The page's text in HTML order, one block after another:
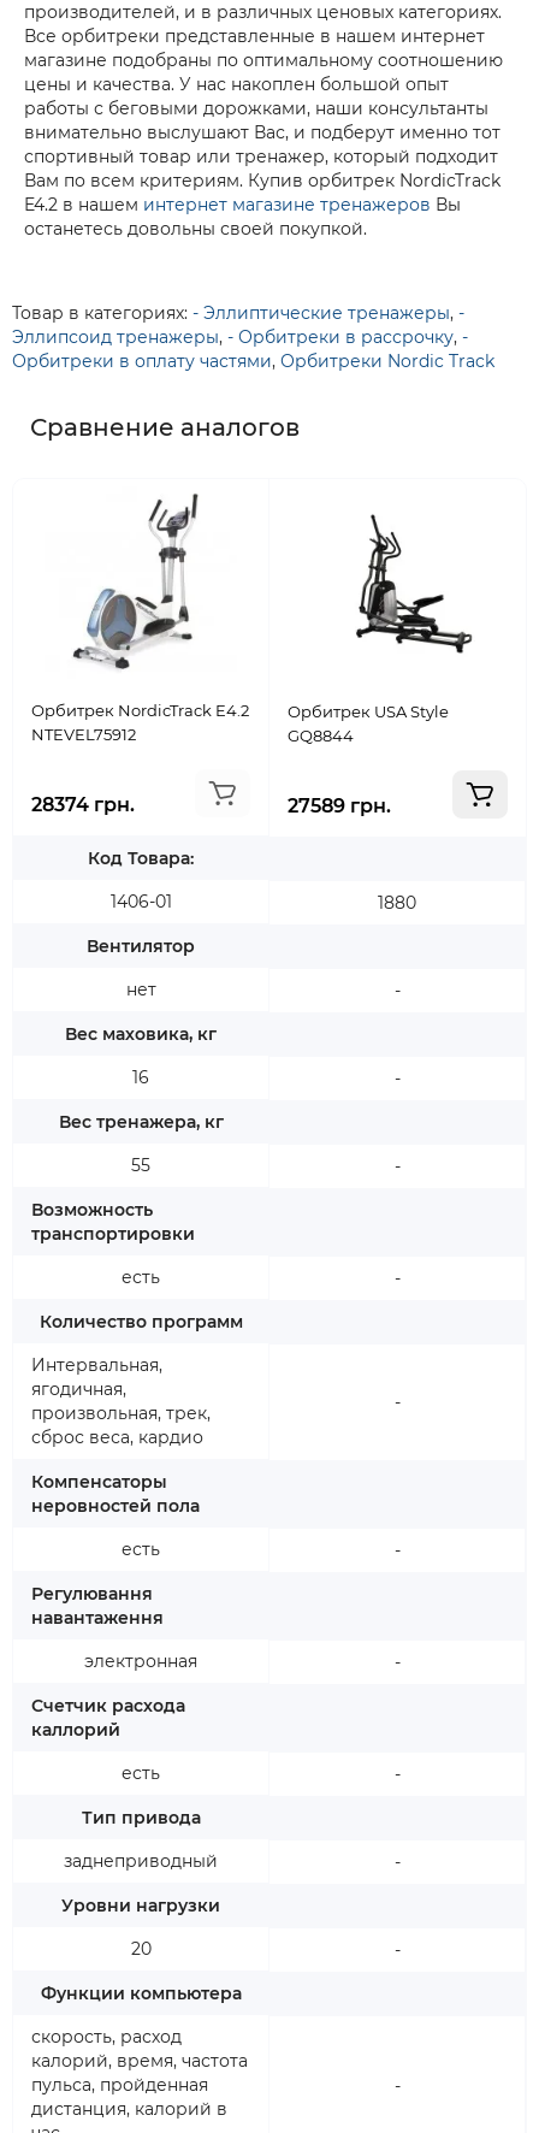
производителей, и в различных ценовых категориях.
Все орбитреки представленные в нашем интернет
магазине подобраны по оптимальному соотношению
цены и качества. У нас накоплен большой опыт
работы с беговыми дорожками, наши консультанты
внимательно выслушают Вас, и подберут именно тот
спортивный товар или тренажер, который подходит
Вам по всем критериям. Купив орбитрек NordicTrack
E4.2 в нашем интернет магазине тренажеров Вы
останетесь довольны своей покупкой.
Товар в категориях: - Эллиптические тренажеры, -
Эллипсоид тренажеры, - Орбитреки в рассрочку, -
Орбитреки в оплату частями, Орбитреки Nordic Track
Сравнение аналогов
Орбитрек NordicTrack E4.2
NTEVEL75912
28374 грн.
Код Товара:
1406-01
Вентилятор
нет
Вес маховика, кг
16
Вес тренажера, кг
55
Возможность
транспортировки
есть
Количество программ
Интервальная,
ягодичная,
произвольная, трек,
сброс веса, кардио
Компенсаторы
неровностей пола
есть
Регулювання
навантаження
электронная
Счетчик расхода
каллорий
есть
Тип привода
заднеприводный
Уровни нагрузки
20
Функции компьютера
скорость, расход
калорий, время, частота
пульса, пройденная
дистанция, калорий в
Орбитрек USA Style
GQ8844
27589 грн.
1880
-
-
-
-
-
-
-
-
-
-
-